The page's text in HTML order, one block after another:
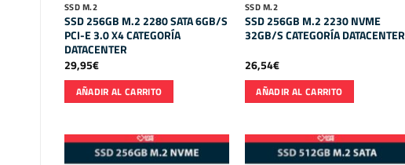
SSD M.2
SSD 256GB M.2 2280 SATA 6GB/S
PCI-E 3.0 X4 CATEGORÍA
DATACENTER
29,95€
AÑADIR AL CARRITO
SSD M.2
SSD 256GB M.2 2230 NVME
32GB/S CATEGORÍA DATACENTER
26,54€
AÑADIR AL CARRITO